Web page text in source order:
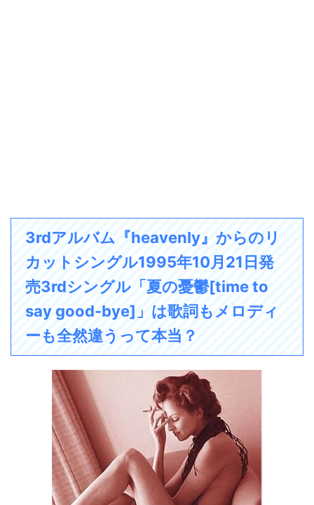
3rdアルバム『heavenly』からのリ
カットシングル1995年10月21日発
売3rdシングル「夏の憂鬱[time to
say good-bye]」は歌詞もメロディ
ーも全然違うって本当？